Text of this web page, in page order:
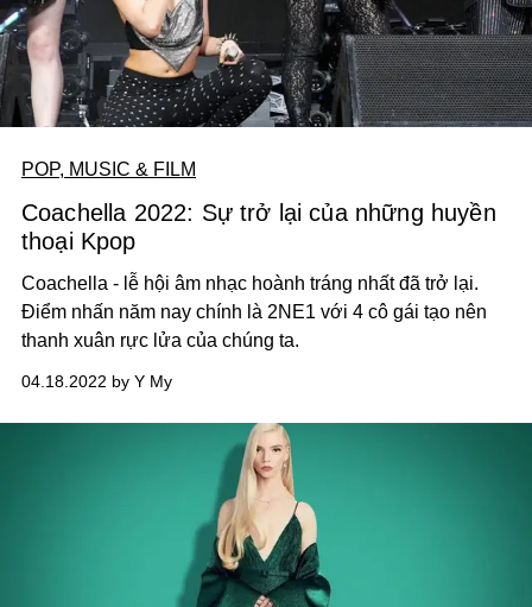
POP, MUSIC & FILM
Coachella 2022: Sự trở lại của những huyền
thoại Kpop
Coachella - lễ hội âm nhạc hoành tráng nhất đã trở lại.
Điểm nhấn năm nay chính là 2NE1 với 4 cô gái tạo nên
thanh xuân rực lửa của chúng ta.
04.18.2022 by Y My